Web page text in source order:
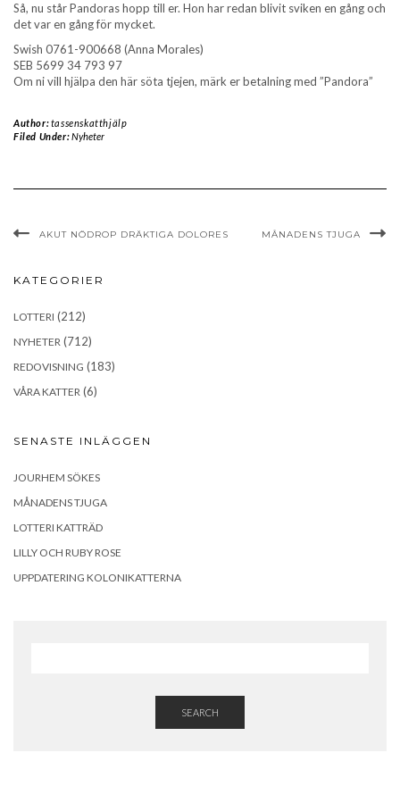
Så, nu står Pandoras hopp till er. Hon har redan blivit sviken en gång och
det var en gång för mycket.
Swish ‪0761-900668 (Anna Morales)
SEB ‪5699 34 793 97
Om ni vill hjälpa den här söta tjejen, märk er betalning med ”Pandora”
Author:tassenskatthjälp
Filed Under:Nyheter
AKUT NÖDROP DRÄKTIGA DOLORES MÅNADENS TJUGA
KATEGORIER
LOTTERI (212)
NYHETER (712)
REDOVISNING (183)
VÅRA KATTER (6)
SENASTE INLÄGGEN
JOURHEM SÖKES
MÅNADENS TJUGA
LOTTERI KATTRÄD
LILLY OCH RUBY ROSE
UPPDATERING KOLONIKATTERNA
SEARCH